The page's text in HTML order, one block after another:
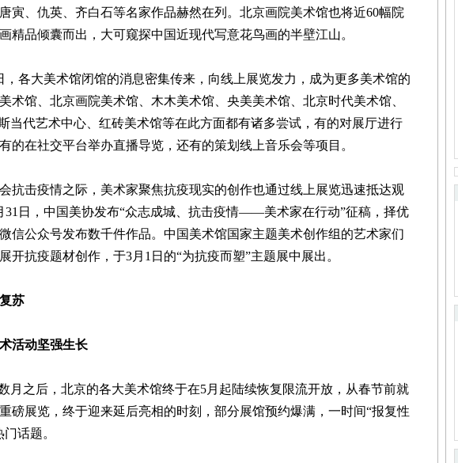
寅、仇英、齐白石等名家作品赫然在列。北京画院美术馆也将近60幅院
精品倾囊而出，大可窥探中国近现代写意花鸟画的半壁江山。
各大美术馆闭馆的消息密集传来，向线上展览发力，成为更多美术馆的
术馆、北京画院美术馆、木木美术馆、央美美术馆、北京时代美术馆、
当代艺术中心、红砖美术馆等在此方面都有诸多尝试，有的对展厅进行
的在社交平台举办直播导览，还有的策划线上音乐会等项目。
击疫情之际，美术家聚焦抗疫现实的创作也通过线上展览迅速抵达观
31日，中国美协发布“众志成城、抗击疫情——美术家在行动”征稿，择优
信公众号发布数千件作品。中国美术馆国家主题美术创作组的艺术家们
开抗疫题材创作，于3月1日的“为抗疫而塑”主题展中展出。
苏
动坚强生长
之后，北京的各大美术馆终于在5月起陆续恢复限流开放，从春节前就
磅展览，终于迎来延后亮相的时刻，部分展馆预约爆满，一时间“报复性
话题。